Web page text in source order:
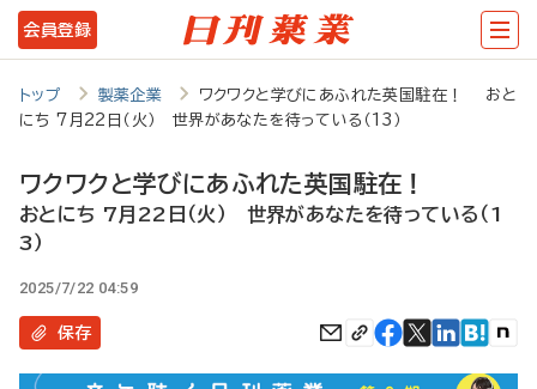
メ
イ
テ
ン
ツ
に
会員登録
トップ 製薬企業
ワクワクと学びにあふれた英国駐在！ おと
にち 7月22日（火） 世界があなたを待っている（13）
ワクワクと学びにあふれた英国駐在！
おとにち 7月22日（火） 世界があなたを待っている（1
3）
2025/7/22 04:59
保存